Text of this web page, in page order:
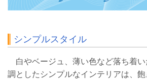
シンプルスタイル
白やベージュ、薄い色など落ち着い
調としたシンプルなインテリアは、